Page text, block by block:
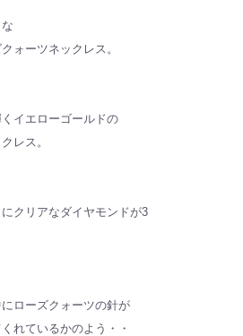
ォーツネックレス。
イエローゴールドの
レス。
クリアなダイヤモンドが3
ローズクォーツの針が
れているかのよう・・